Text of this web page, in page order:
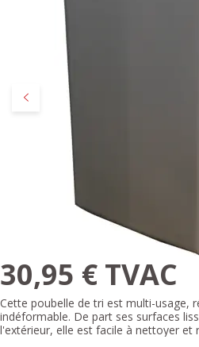
Précédent
30,95 € TVAC
Cette poubelle de tri est multi-usage,
indéformable. De part ses surfaces
l'extérieur, elle est facile à nettoyer et